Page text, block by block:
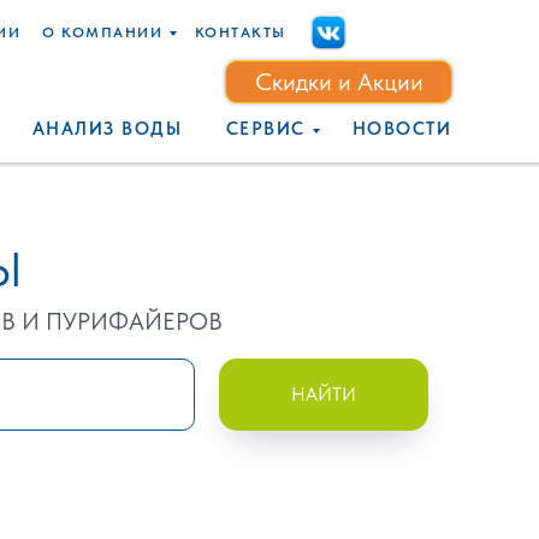
КОНТАКТЫ
О КОМПАНИИ
СЕРВИС НОВОСТИ
Скидки и Акции
АНАЛИЗ ВОДЫ
КОНТАКТЫ
АНАЛИЗ ВОДЫ СЕРВИС НОВОСТИ
Скидки и Акции
И ПУРИФАЙЕРОВ
НАЙТИ